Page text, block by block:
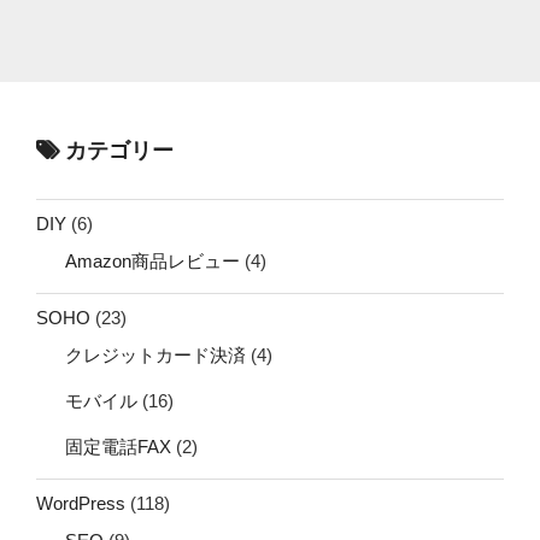
カテゴリー
DIY (6)
Amazon商品レビュー (4)
SOHO (23)
クレジットカード決済 (4)
モバイル (16)
固定電話FAX (2)
WordPress (118)